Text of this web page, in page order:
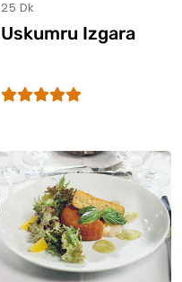
25 Dk
Uskumru Izgara